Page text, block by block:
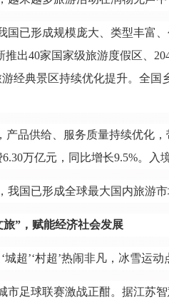
国已形成规模庞大、类型丰富
推出40家国家级旅游度假区、
游经典景区持续优化提升。全
产品供给、服务质量持续优化
万亿元，同比增长9.5%。
我国已形成全球最大国内旅游
旅”，赋能经济社会发展
城超’‘村超’热闹非凡，冰雪运
市足球联赛激战正酣。据江苏